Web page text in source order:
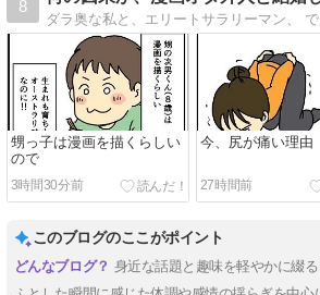
8
甥っ子は漫画を描くらしい
ので
3時間30分前
今、尻が痛い理由
27時間前
このブログのここがポイント
身近な話題と趣味を軽やかに綴